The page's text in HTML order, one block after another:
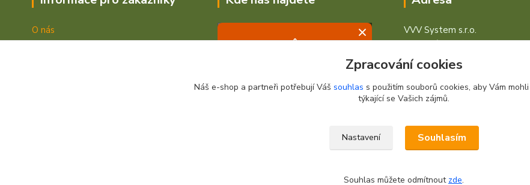
O nás
Jak nakupovat
VVV System s.r.o.
V Podhájí 776/ 30
400 01 Ústí nad Labem
Zpracování cookies
Náš e-shop a partneři potřebují Váš souhlas s použitím souborů cookies, aby Vám
týkající se Vašich zájmů.
Nastavení Souhlasím
Souhlas můžete odmítnout zde.